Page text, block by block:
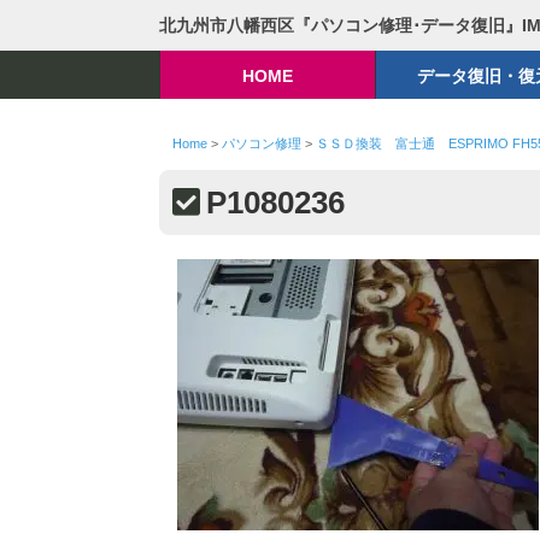
北九州市八幡西区『パソコン修理･データ復旧』
HOME データ復旧・復
Home> パソコン修理 > ＳＳＤ換装 富士通 ESPRIMO
P1080236